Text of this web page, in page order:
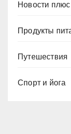
Новости плюс
Продукты
Путешествия
Спорт и йога